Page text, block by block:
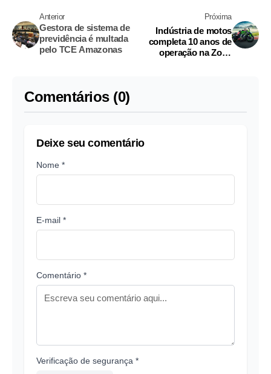
Anterior
Gestora de sistema de
previdência é multada
pelo TCE Amazonas
Próxima
Indústria de motos
completa 10 anos de
operação na Zona
Comentários (0)
Deixe seu comentário
Nome *
E-mail *
Comentário *
Verificação de segurança *